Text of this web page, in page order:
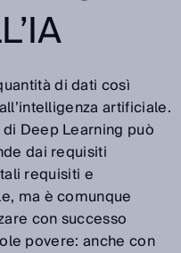
di dati così
artificiale.
Deep Learning può
dai requisiti
requisiti e
ma è comunque
con successo
povere: anche con